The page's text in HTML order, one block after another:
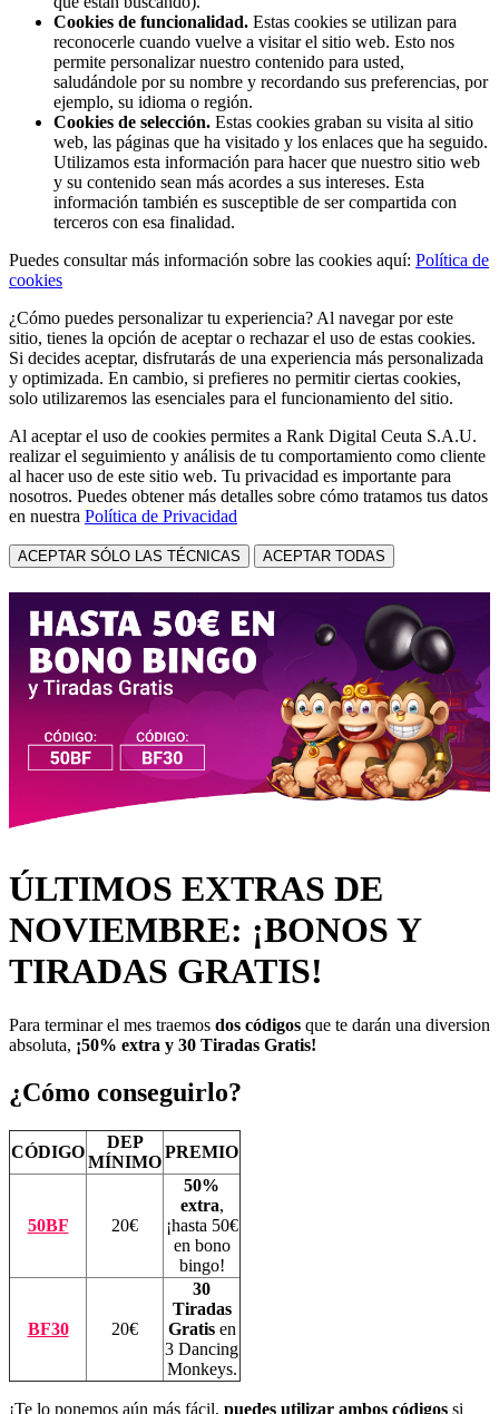
Cookies de funcionalidad. Estas cookies se utilizan para
reconocerle cuando vuelve a visitar el sitio web. Esto nos
permite personalizar nuestro contenido para usted,
saludándole por su nombre y recordando sus preferencias, por
ejemplo, su idioma o región.
Cookies de selección. Estas cookies graban su visita al sitio
web, las páginas que ha visitado y los enlaces que ha seguido.
Utilizamos esta información para hacer que nuestro sitio web
y su contenido sean más acordes a sus intereses. Esta
información también es susceptible de ser compartida con
terceros con esa finalidad.
Puedes consultar más información sobre las cookies aquí: Política de
cookies
¿Cómo puedes personalizar tu experiencia? Al navegar por este
sitio, tienes la opción de aceptar o rechazar el uso de estas cookies.
Si decides aceptar, disfrutarás de una experiencia más personalizada
y optimizada. En cambio, si prefieres no permitir ciertas cookies,
solo utilizaremos las esenciales para el funcionamiento del sitio.
Al aceptar el uso de cookies permites a Rank Digital Ceuta S.A.U.
realizar el seguimiento y análisis de tu comportamiento como cliente
al hacer uso de este sitio web. Tu privacidad es importante para
nosotros. Puedes obtener más detalles sobre cómo tratamos tus datos
en nuestra Política de Privacidad
ACEPTAR SÓLO LAS TÉCNICAS ACEPTAR TODAS
ÚLTIMOS EXTRAS DE
NOVIEMBRE: ¡BONOS Y
TIRADAS GRATIS!
Para terminar el mes traemos dos códigos que te darán una diversion
absoluta, ¡50% extra y 30 Tiradas Gratis!
¿Cómo conseguirlo?
CÓDIGO
DEP
MÍNIMO
PREMIO
50BF 20€
50%
extra,
¡hasta 50€
en bono
bingo!
BF30 20€
30
Tiradas
Gratisen
3 Dancing
Monkeys.
¡Te lo ponemos aún más fácil, puedes utilizar ambos códigos si